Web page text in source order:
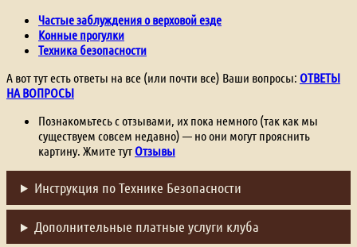
Частые заблуждения о верховой езде
Конные прогулки
Техника безопасности
А вот тут есть ответы на все (или почти все) Ваши вопросы: ОТВЕТЫ
НА ВОПРОСЫ
Познакомьтесь с отзывами, их пока немного (так как мы
существуем совсем недавно) — но они могут прояснить
картину. Жмите тут Отзывы
Инструкция по Технике Безопасности
Дополнительные платные услуги клуба